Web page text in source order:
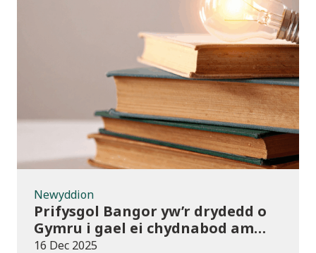
Newyddion
Newyddion
Prifysgol Bangor yw’r drydedd o
Gymru i gael ei chydnabod am
arferion gorau ym maes cwmnïau
16 Dec 2025